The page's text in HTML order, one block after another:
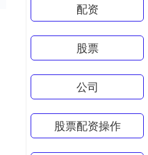
配资
股票
公司
股票配资操作